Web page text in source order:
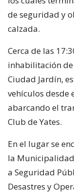
de seguridad y
calzada.
Cerca de las
inhabilitación
Ciudad Jardín,
vehículos desde
abarcando el
Club de Yates.
En el lugar se
la
a Seguridad
Desastres y